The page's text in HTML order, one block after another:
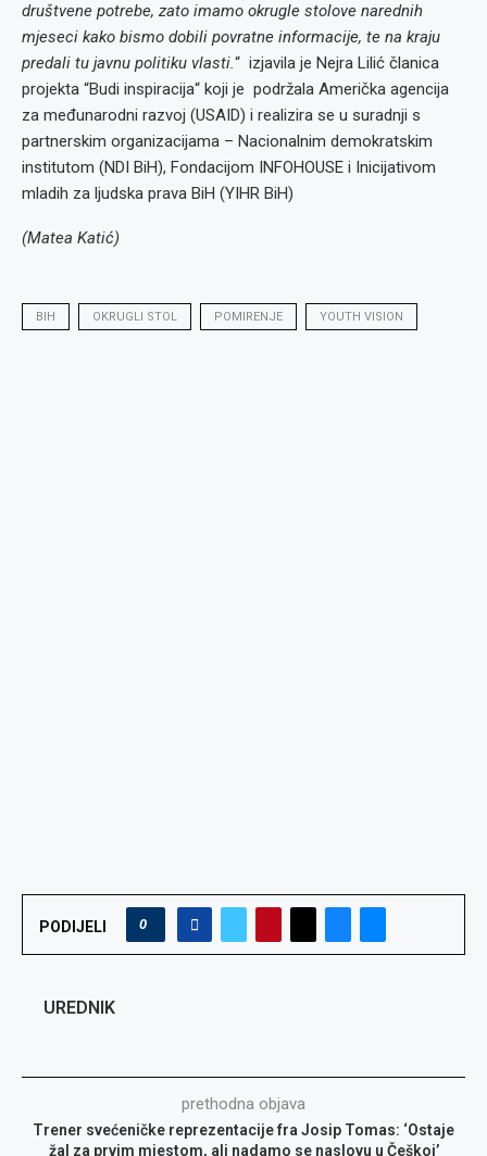
društvene potrebe, zato imamo okrugle stolove narednih
mjeseci kako bismo dobili povratne informacije, te na kraju
predali tu javnu politiku vlasti.“ izjavila je Nejra Lilić članica
projekta “Budi inspiracija“ koji je podržala Američka agencija
za međunarodni razvoj (USAID) i realizira se u suradnji s
partnerskim organizacijama – Nacionalnim demokratskim
institutom (NDI BiH), Fondacijom INFOHOUSE i Inicijativom
mladih za ljudska prava BiH (YIHR BiH)
(Matea Katić)
BIH OKRUGLI STOL POMIRENJE YOUTH VISION
PODIJELI 0
UREDNIK
prethodna objava
Trener svećeničke reprezentacije fra Josip Tomas: ‘Ostaje
žal za prvim mjestom, ali nadamo se naslovu u Češkoj’